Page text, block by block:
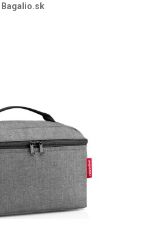
Bagalio.sk